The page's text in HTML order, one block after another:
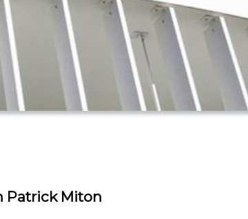
Patrick Miton